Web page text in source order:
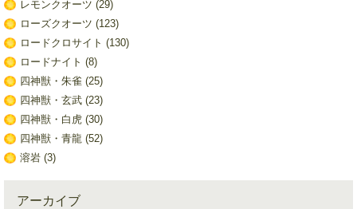
レモンクオーツ (29)
ローズクオーツ (123)
ロードクロサイト (130)
ロードナイト (8)
四神獣・朱雀 (25)
四神獣・玄武(23)
四神獣・白虎(30)
四神獣・青龍 (52)
溶岩(3)
アーカイブ